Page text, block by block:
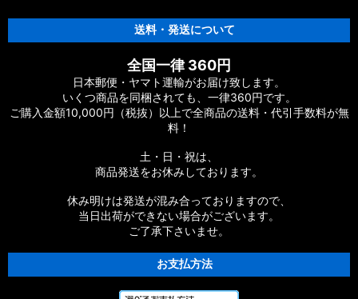
送料・発送について
全国一律 360円
日本郵便・ヤマト運輸がお届け致します。
いくつ商品を同梱されても、一律360円です。
ご購入金額10,000円（税抜）以上で全商品の送料・代引手数料が無
料！
土・日・祝は、
商品発送をお休みしております。
休み明けは発送が混み合っておりますので、
当日出荷ができない場合がございます。
ご了承下さいませ。
お支払方法